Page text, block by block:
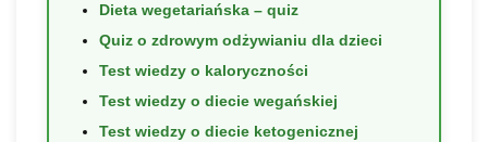
Dieta wegetariańska – quiz
Quiz o zdrowym odżywianiu dla dzieci
Test wiedzy o kaloryczności
Test wiedzy o diecie wegańskiej
Test wiedzy o diecie ketogenicznej